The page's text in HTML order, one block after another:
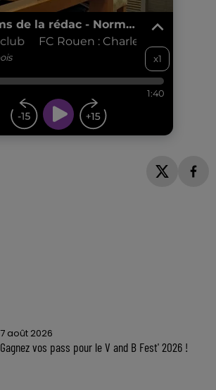
7 août 2026
Gagnez vos pass pour le V and B Fest' 2026 !